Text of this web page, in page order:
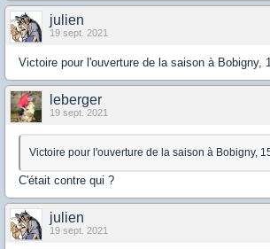
julien
19 sept. 2021
Victoire pour l'ouverture de la saison à Bobigny,
leberger
19 sept. 2021
Victoire pour l'ouverture de la saison à Bobigny,
C'était contre qui ?
julien
19 sept. 2021